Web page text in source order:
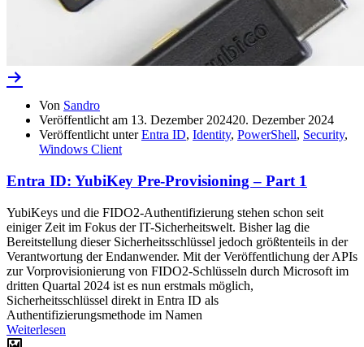
Von Sandro
Veröffentlicht am 13. Dezember 202420. Dezember 2024
Veröffentlicht unterEntra ID, Identity, PowerShell, Security,
Windows Client
Entra ID: YubiKey Pre-Provisioning – Part 1
YubiKeys und die FIDO2-Authentifizierung stehen schon seit
einiger Zeit im Fokus der IT-Sicherheitswelt. Bisher lag die
Bereitstellung dieser Sicherheitsschlüssel jedoch größtenteils in der
Verantwortung der Endanwender. Mit der Veröffentlichung der APIs
zur Vorprovisionierung von FIDO2-Schlüsseln durch Microsoft im
dritten Quartal 2024 ist es nun erstmals möglich,
Sicherheitsschlüssel direkt in Entra ID als
Authentifizierungsmethode im Namen
Weiterlesen